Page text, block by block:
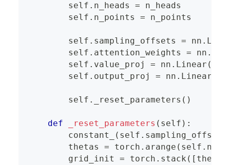
        self
. n_heads = n_heads
        self
. n_points = n_points
        self
. sampling_offsets = nn .
        self
. attention_weights = nn .
        self
. value_proj = nn . Linear (
        self
. output_proj = nn . Linear
        self
. _reset_parameters ( )
def _reset_parameters ( self ) :
        constant_
( self . sampling_offsets
        thetas
= torch . arange ( self .
        grid_init
= torch . stack ( [ thetas